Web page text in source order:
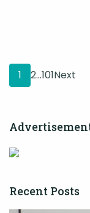
Paginasi
Page
1 Page
2…Page
101Next
Recent Posts